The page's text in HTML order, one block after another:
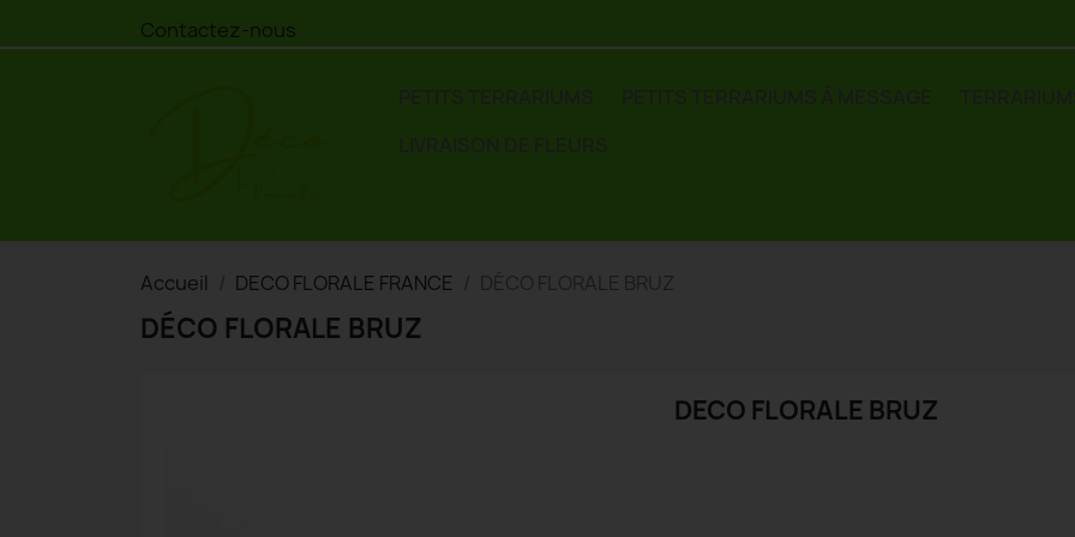
Contactez-nous
Accueil DECO FLORALE FRANCE DÉCO FLORALE BRUZ
DÉCO FLORALE BRUZ
DECO FLORALE BRUZ